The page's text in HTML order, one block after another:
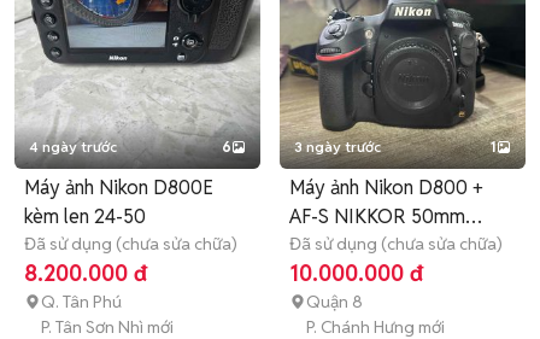
4 ngày trước 6
Máy ảnh Nikon D800E
kèm len 24-50
Đã sử dụng (chưa sửa chữa)
8.200.000 đ
Q. Tân Phú
P. Tân Sơn Nhì mới
3 ngày trước 1
Máy ảnh Nikon D800 +
AF-S NIKKOR 50mm
f1.8G SE
Đã sử dụng (chưa sửa chữa)
10.000.000 đ
Quận 8
P. Chánh Hưng mới